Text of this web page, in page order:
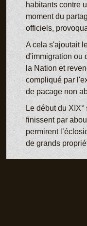
habitants contre
moment du
officiels,
A cela s'ajoutait
d'immigration ou
la Nation et
compliqué par
de pacage non
Le début du
finissent par
permirent
de grands